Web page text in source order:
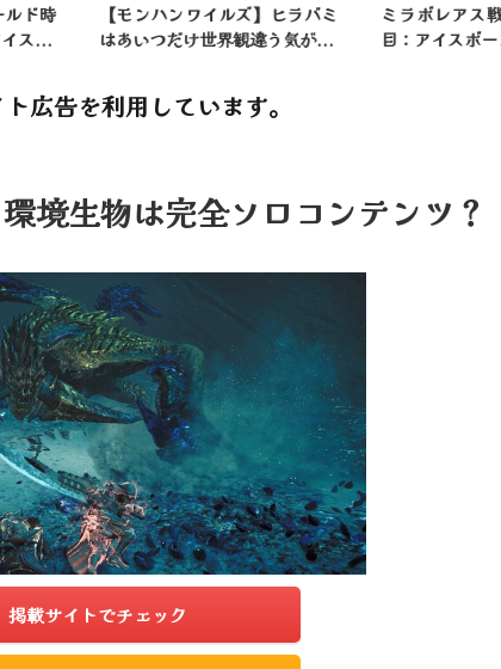
ンハンワイルズ】ヒラバミ
いつだけ世界観違う気が...
ミラボレアス戦の笛修行4週間
目：アイスボーン
広告を利用しています。
境生物は完全ソロコンテンツ？
掲載サイトでチェック